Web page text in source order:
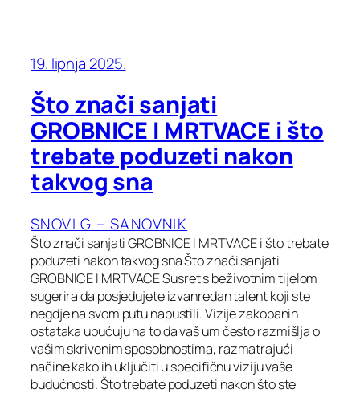
19. lipnja 2025.
Što znači sanjati
GROBNICE I MRTVACE i što
trebate poduzeti nakon
takvog sna
SNOVI G – SANOVNIK
Što znači sanjati GROBNICE I MRTVACE i što trebate
poduzeti nakon takvog sna Što znači sanjati
GROBNICE I MRTVACE Susret s beživotnim tijelom
sugerira da posjedujete izvanredan talent koji ste
negdje na svom putu napustili. Vizije zakopanih
ostataka upućuju na to da vaš um često razmišlja o
vašim skrivenim sposobnostima, razmatrajući
načine kako ih uključiti u specifičnu viziju vaše
budućnosti. Što trebate poduzeti nakon što ste